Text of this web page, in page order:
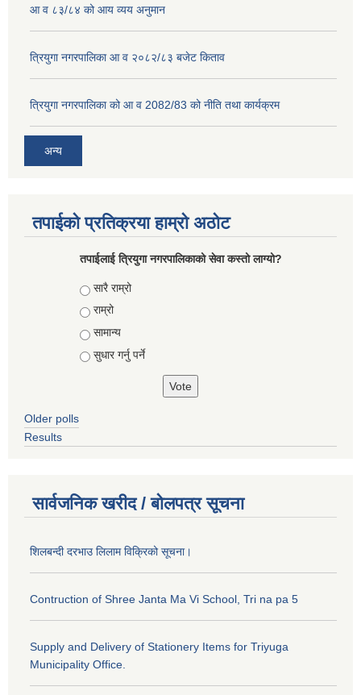
आ व ८३/८४ को आय व्यय अनुमान
त्रियुगा नगरपालिका आ व २०८२/८३ बजेट किताव
त्रियुगा नगरपालिका को आ व 2082/83 को नीति तथा कार्यक्रम
अन्य
तपाईको प्रतिक्रया हाम्रो अठोट
तपाईलाई त्रियुगा नगरपालिकाको सेवा कस्तो लाग्यो?
Choices
सारै राम्रो
राम्रो
सामान्य
सुधार गर्नु पर्ने
Older polls
Results
सार्वजनिक खरीद / बोलपत्र सूचना
शिलबन्दी दरभाउ लिलाम विक्रिको सूचना।
Contruction of Shree Janta Ma Vi School, Tri na pa 5
Supply and Delivery of Stationery Items for Triyuga
Municipality Office.